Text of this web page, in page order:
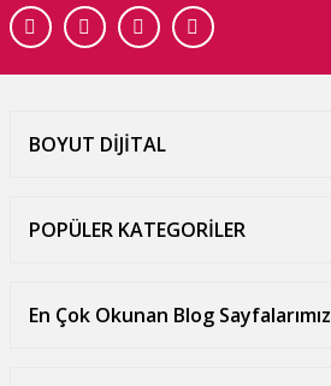
BOYUT DİJİTAL
POPÜLER KATEGORİLER
En Çok Okunan Blog Sayfalarımız